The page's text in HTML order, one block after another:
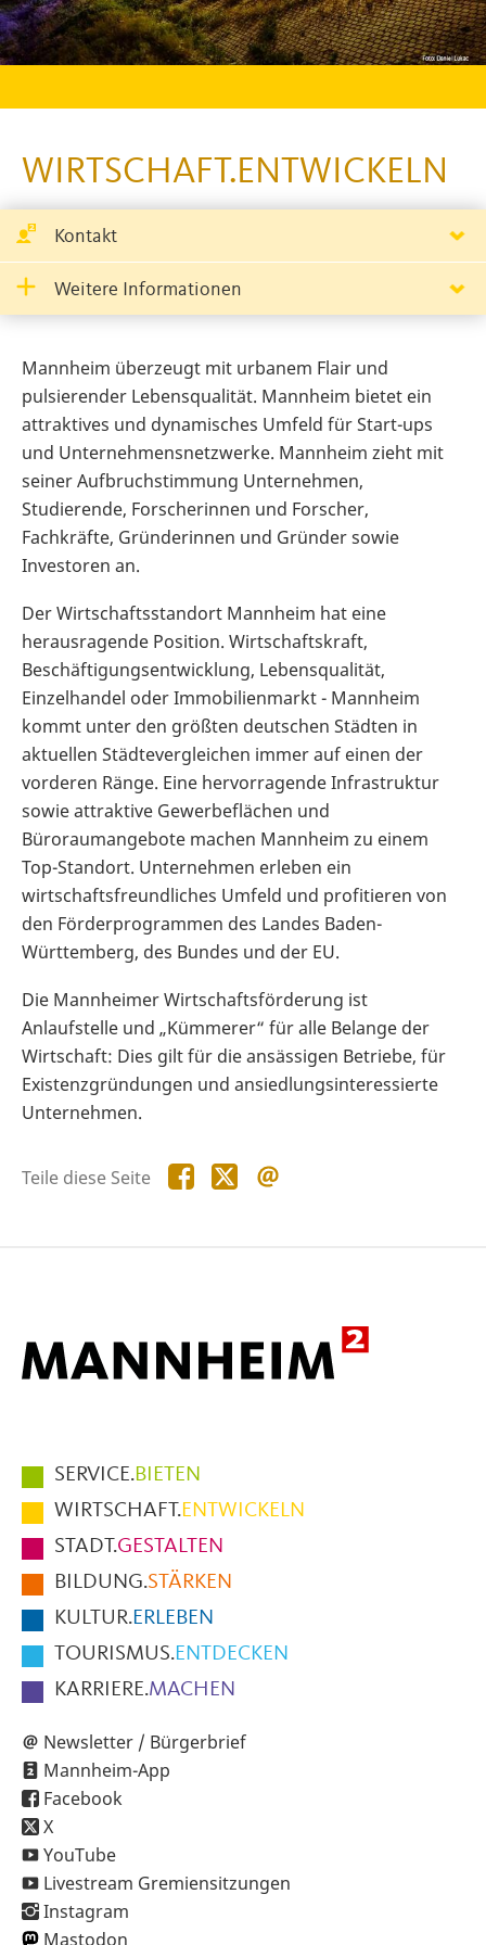
WIRTSCHAFT.ENTWICKELN
Kontakt
Weitere Informationen
Mannheim überzeugt mit urbanem Flair und
pulsierender Lebensqualität. Mannheim bietet ein
attraktives und dynamisches Umfeld für Start-ups
und Unternehmensnetzwerke. Mannheim zieht mit
seiner Aufbruchstimmung Unternehmen,
Studierende, Forscherinnen und Forscher,
Fachkräfte, Gründerinnen und Gründer sowie
Investoren an.
Der Wirtschaftsstandort Mannheim hat eine
herausragende Position. Wirtschaftskraft,
Beschäftigungsentwicklung, Lebensqualität,
Einzelhandel oder Immobilienmarkt - Mannheim
kommt unter den größten deutschen Städten in
aktuellen Städtevergleichen immer auf einen der
vorderen Ränge. Eine hervorragende Infrastruktur
sowie attraktive Gewerbeflächen und
Büroraumangebote machen Mannheim zu einem
Top-Standort. Unternehmen erleben ein
wirtschaftsfreundliches Umfeld und profitieren von
den Förderprogrammen des Landes Baden-
Württemberg, des Bundes und der EU.
Die Mannheimer Wirtschaftsförderung ist
Anlaufstelle und „Kümmerer“ für alle Belange der
Wirtschaft: Dies gilt für die ansässigen Betriebe, für
Existenzgründungen und ansiedlungsinteressierte
Unternehmen.
Teile diese Seite Teile
diese
Teile
diese
Hauptmenüpunkte
im
Fußbereich
der
Seite
SERVICE.BIETEN
WIRTSCHAFT.ENTWICKELN
STADT.GESTALTEN
BILDUNG.STÄRKEN
KULTUR.ERLEBEN
TOURISMUS.ENTDECKEN
KARRIERE.MACHEN
Newsletter / Bürgerbrief
Mannheim-App
Facebook
X
YouTube
Livestream Gremiensitzungen
Instagram
Mastodon